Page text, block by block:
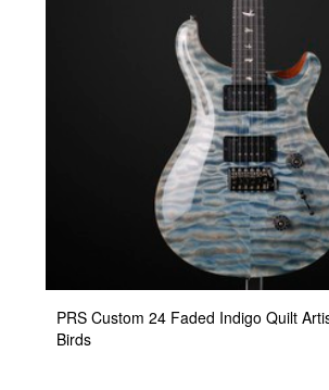
PRS Custom 24 Faded Indigo Quilt
Birds